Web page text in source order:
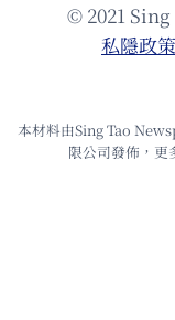
© 2021
私隱政
本材料由Sing Tao
限公司發佈，更